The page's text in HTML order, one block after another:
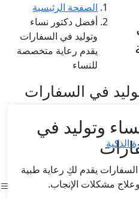
الذكية
الصفحة الرئيسية
أفضل دكتور نساء
وتوليد في السفارات
يقدم رعاية متخصصة
للنساء
في السفارات
وتوليد في
يقدم لكِ رعاية طبية
مشكلات الإنجاب.